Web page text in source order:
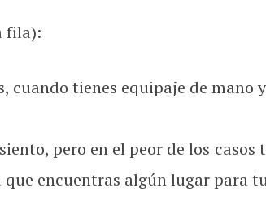
fila):
cuando tienes equipaje de mano
pero en el peor de los casos
encuentras algún lugar para